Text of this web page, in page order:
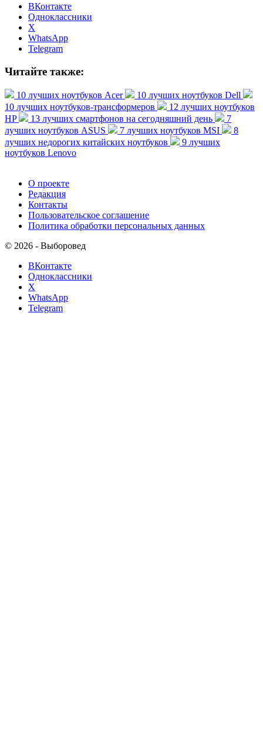
ВКонтакте
Одноклассники
X
WhatsApp
Telegram
Читайте также:
10 лучших ноутбуков Acer
10 лучших ноутбуков Dell
10 лучших ноутбуков-трансформеров
12 лучших ноутбуков
HP
13 лучших смартфонов на сегодняшний день
7
лучших ноутбуков ASUS
7 лучших ноутбуков MSI
8
лучших недорогих китайских ноутбуков
9 лучших
ноутбуков Lenovo
О проекте
Редакция
Контакты
Пользовательское соглашение
Политика обработки персональных данных
© 2026 - Выборовед
ВКонтакте
Одноклассники
X
WhatsApp
Telegram